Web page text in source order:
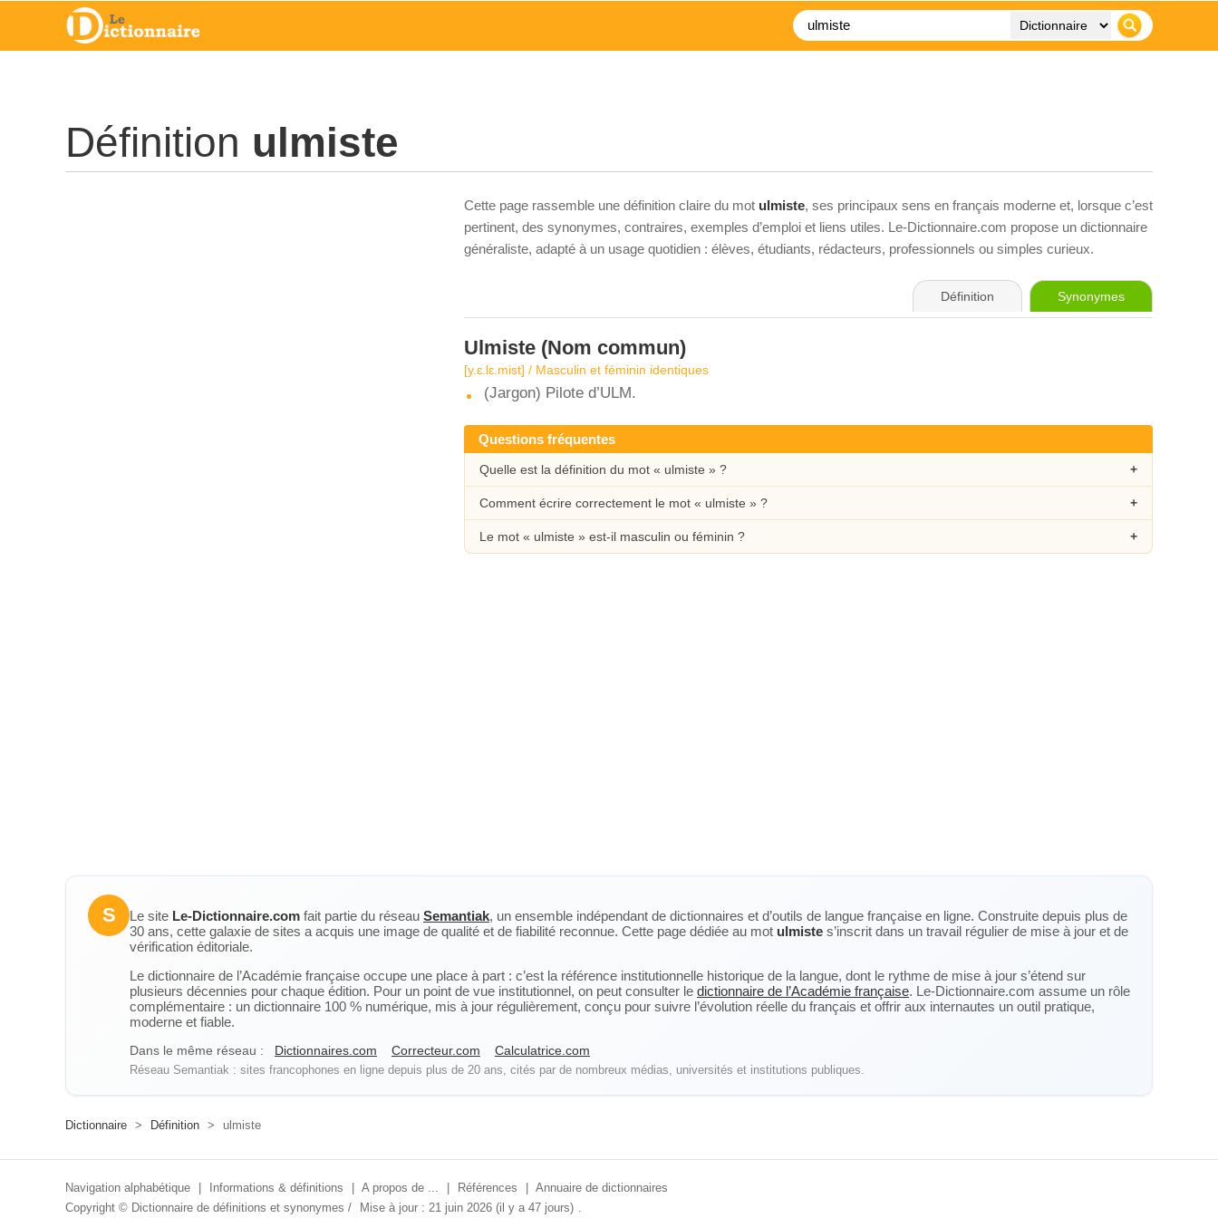
Définition ulmiste
Cette page rassemble une définition claire du mot ulmiste, ses principaux sens en français moderne et, lorsque c’est
pertinent, des synonymes, contraires, exemples d’emploi et liens utiles. Le-Dictionnaire.com propose un dictionnaire
généraliste, adapté à un usage quotidien : élèves, étudiants, rédacteurs, professionnels ou simples curieux.
Définition Synonymes
Ulmiste (Nom commun)
[y.ɛ.lɛ.mist] / Masculin et féminin identiques
(Jargon) Pilote d’ULM.
Questions fréquentes
Quelle est la définition du mot « ulmiste » ?
Comment écrire correctement le mot « ulmiste » ?
Le mot « ulmiste » est-il masculin ou féminin ?
S Le site Le-Dictionnaire.com fait partie du réseau Semantiak, un ensemble indépendant de dictionnaires et d’outils de langue française en ligne. Construite depuis plus de
30 ans, cette galaxie de sites a acquis une image de qualité et de fiabilité reconnue. Cette page dédiée au mot ulmiste s’inscrit dans un travail régulier de mise à jour et de
vérification éditoriale.
Le dictionnaire de l’Académie française occupe une place à part : c’est la référence institutionnelle historique de la langue, dont le rythme de mise à jour s’étend sur
plusieurs décennies pour chaque édition. Pour un point de vue institutionnel, on peut consulter le dictionnaire de l’Académie française. Le-Dictionnaire.com assume un rôle
complémentaire : un dictionnaire 100 % numérique, mis à jour régulièrement, conçu pour suivre l’évolution réelle du français et offrir aux internautes un outil pratique,
moderne et fiable.
Dans le même réseau : Dictionnaires.com Correcteur.com Calculatrice.com
Réseau Semantiak : sites francophones en ligne depuis plus de 20 ans, cités par de nombreux médias, universités et institutions publiques.
Dictionnaire > Définition > ulmiste
Navigation alphabétique Informations & définitions A propos de ... Références
Annuaire de dictionnaires
Copyright © Dictionnaire de définitions et synonymes / Mise à jour : 21 juin 2026 (il y a 47 jours) .